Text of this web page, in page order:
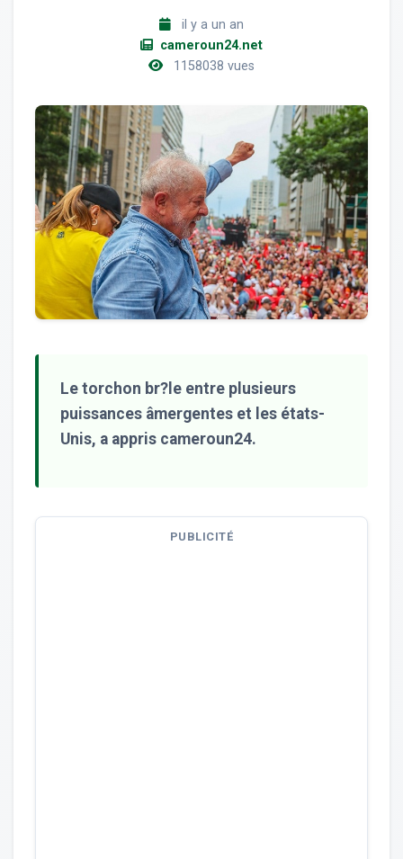
il y a un an
cameroun24.net
1158038 vues
Le torchon br?le entre plusieurs
puissances âmergentes et les états-
Unis, a appris cameroun24.
PUBLICITÉ